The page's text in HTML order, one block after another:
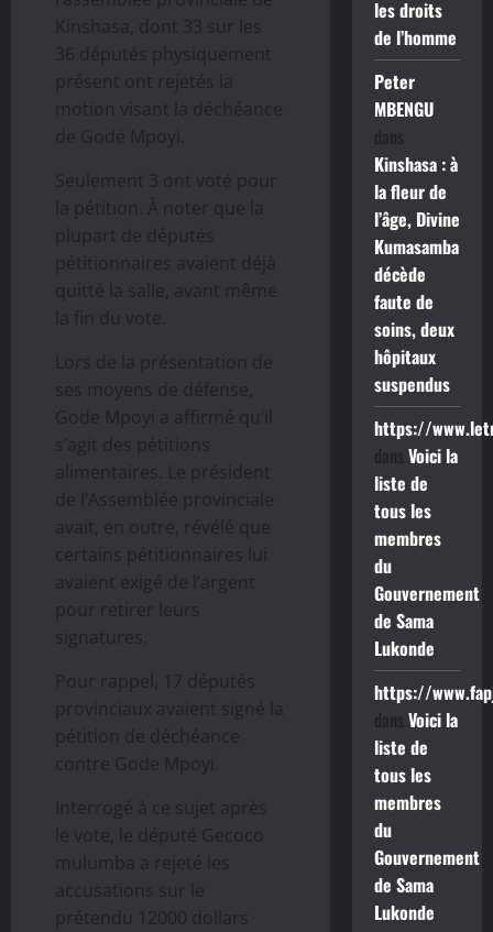
Kinshasa, dont 33 sur les
36 députés physiquement
présent ont rejetés la
motion visant la déchéance
de Godé Mpoyi.
Seulement 3 ont voté pour
la pétition. À noter que la
plupart de députés
pétitionnaires avaient déjà
quitté la salle, avant même
la fin du vote.
Lors de la présentation de
ses moyens de défense,
Gode Mpoyi a affirmé qu’il
s’agit des pétitions
alimentaires. Le président
de l’Assemblée provinciale
avait, en outre, révélé que
certains pétitionnaires lui
avaient exigé de l’argent
pour retirer leurs
signatures.
Pour rappel, 17 députés
provinciaux avaient signé la
pétition de déchéance
contre Gode Mpoyi.
Interrogé à ce sujet après
le vote, le député Gecoco
mulumba a rejeté les
accusations sur le
prétendu 12000 dollars
les droits
de l’homme
Peter
MBENGU
dans
Kinshasa : à
la fleur de
l’âge, Divine
Kumasamba
décède
faute de
soins, deux
hôpitaux
suspendus
https://
dans Voici la
liste de
tous les
membres
du
Gouvernement
de Sama
Lukonde
https://
dans Voici la
liste de
tous les
membres
du
Gouvernement
de Sama
Lukonde